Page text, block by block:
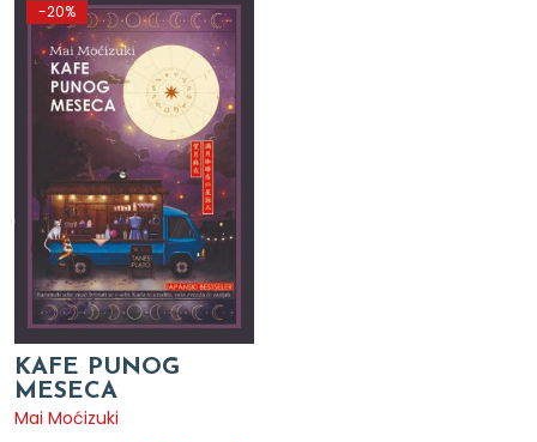
-20%
KAFE PUNOG
MESECA
Mai Moćizuki